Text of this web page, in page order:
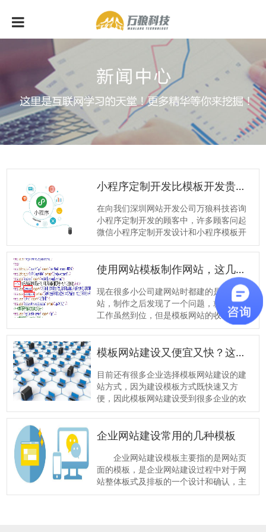
小程序定制开发比模板开发贵很多是为什么？
在向我们深圳网站开发公司万狼科技咨询
小程序定制开发的顾客中，许多顾客问起
微信小程序定制开发设计和小程序模板开
发设计这二者间的价钱问题，为何定制开
发设计的微信小程序价钱要比模版开发设
计的贵那么多?那么定制开发设计微信小程
序价钱依据是什么呢?我们一起来了解一
下。
使用网站模板制作网站，这几个地方一定要修改！
现在很多小公司建网站时都建的是模板网
站，制作之后发现了一个问题，就是优化
工作虽然到位，但是模板网站的收录情况
有点不尽人意。虽然深圳网站建设公司万
狼科技的小编不建议大家建模板网站，但
是既然已建成，又遇到了问题，小编也就
模板网站建设又便宜又快？这些弊端你要了解
目前还有很多企业选择模板网站建设的建
站方式，因为建设模板方式既快速又方
便，因此模板网站建设受到很多企业的欢
迎。模板网站就是使用已经建设好的网站
模板来建设网站。其实万狼科技小编并不
建议企业都这样做，为什么呢?下面小编就
企业网站建设常用的几种模板
企业网站建设模板主要指的是网站页
面的模板，是企业网站建设过程中对于网
站整体板式及排板的一个设计和确认，主
要用于表现和突出网站的重点，同时美化